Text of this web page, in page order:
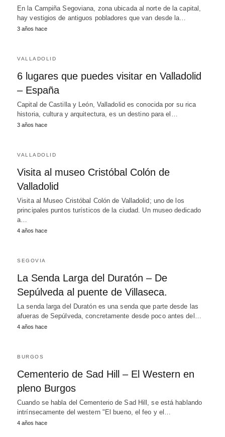
En la Campiña Segoviana, zona ubicada al norte de la capital,
hay vestigios de antiguos pobladores que van desde la…
3 años hace
VALLADOLID
6 lugares que puedes visitar en Valladolid
– España
Capital de Castilla y León, Valladolid es conocida por su rica
historia, cultura y arquitectura, es un destino para el…
3 años hace
VALLADOLID
Visita al museo Cristóbal Colón de
Valladolid
Visita al Museo Cristóbal Colón de Valladolid; uno de los
principales puntos turísticos de la ciudad. Un museo dedicado
a…
4 años hace
SEGOVIA
La Senda Larga del Duratón – De
Sepúlveda al puente de Villaseca.
La senda larga del Duratón es una senda que parte desde las
afueras de Sepúlveda, concretamente desde poco antes del…
4 años hace
BURGOS
Cementerio de Sad Hill – El Western en
pleno Burgos
Cuando se habla del Cementerio de Sad Hill, se está hablando
intrínsecamente del western "El bueno, el feo y el…
4 años hace